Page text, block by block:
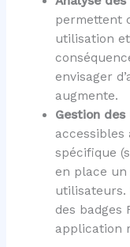
permettent
utilisation
envisager
augmente.
Gestion
spécifique
en place un
utilisateurs.
des badges
application